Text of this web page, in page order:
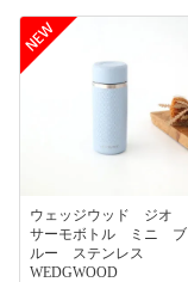
ウェッジウッド ジオ
サーモボトル ミニ ブ
ルー ステンレス
WEDGWOOD